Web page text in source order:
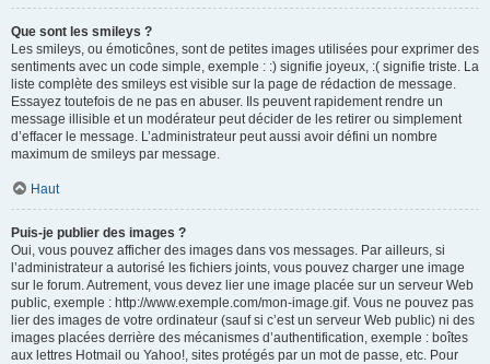
Que sont les smileys ?
Les smileys, ou émoticônes, sont de petites images utilisées pour exprimer des
sentiments avec un code simple, exemple : :) signifie joyeux, :( signifie triste. La
liste complète des smileys est visible sur la page de rédaction de message.
Essayez toutefois de ne pas en abuser. Ils peuvent rapidement rendre un
message illisible et un modérateur peut décider de les retirer ou simplement
d’effacer le message. L’administrateur peut aussi avoir défini un nombre
maximum de smileys par message.
Haut
Puis-je publier des images ?
Oui, vous pouvez afficher des images dans vos messages. Par ailleurs, si
l’administrateur a autorisé les fichiers joints, vous pouvez charger une image
sur le forum. Autrement, vous devez lier une image placée sur un serveur Web
public, exemple : http://www.exemple.com/mon-image.gif. Vous ne pouvez pas
lier des images de votre ordinateur (sauf si c’est un serveur Web public) ni des
images placées derrière des mécanismes d’authentification, exemple : boîtes
aux lettres Hotmail ou Yahoo!, sites protégés par un mot de passe, etc. Pour